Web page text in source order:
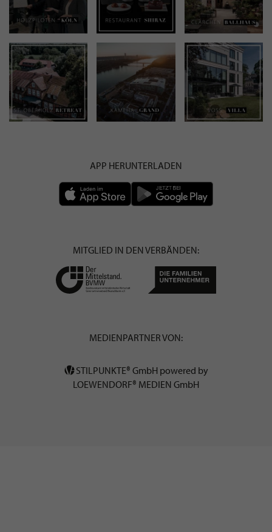
APP HERUNTERLADEN
MITGLIED IN DEN VERBÄNDEN:
MEDIENPARTNER VON:
STILPUNKTE® GmbH powered by
LOEWENDORF® MEDIEN GmbH